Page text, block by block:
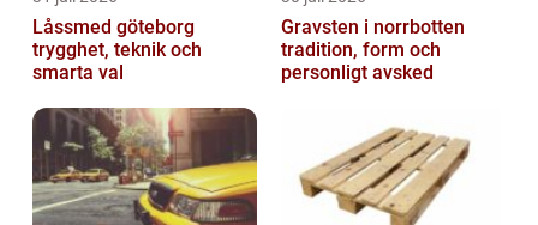
Låssmed göteborg
trygghet, teknik och
smarta val
Gravsten i norrbotten
tradition, form och
personligt avsked